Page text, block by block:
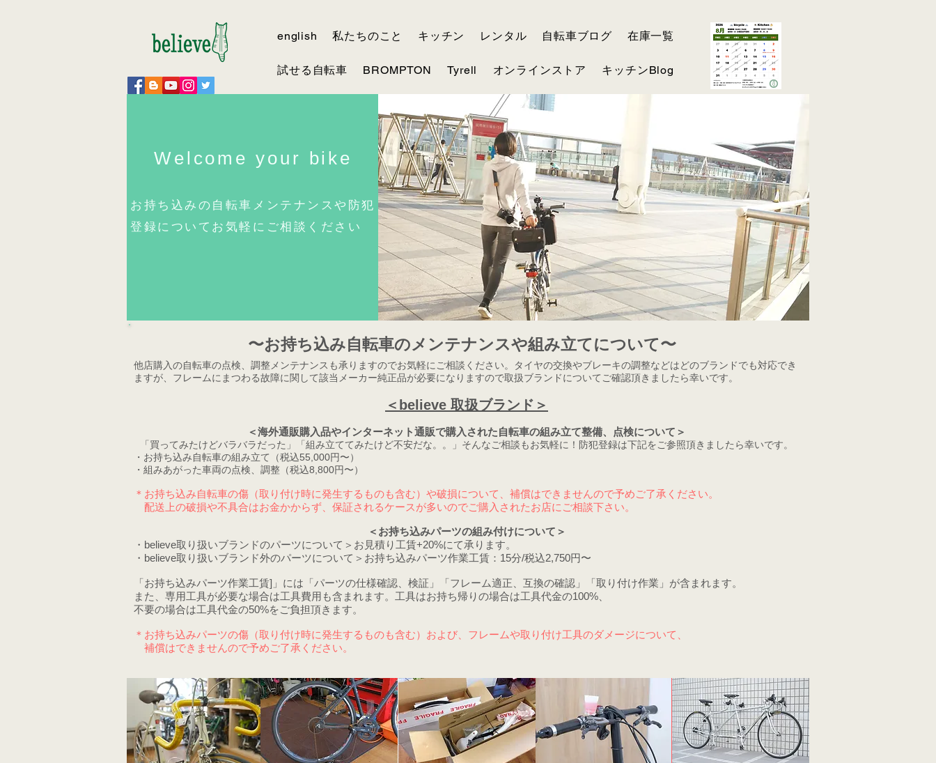
english 私たちのこと キッチン レンタル 自転車ブログ 在庫一覧
試せる自転車 BROMPTON Tyrell オンラインストア キッチンBlog
Welcome your bike
お持ち込みの自転車メンテナンスや防犯
登録についてお気軽にご相談ください
​〜お持ち込み自転車のメンテナンスや組み立てについて〜
他店購入の自転車の点検、調整メンテナンスも承りますのでお気軽にご相談ください。タイヤの交換やブレーキの調整などはどのブランドでも対応でき
ますが、フレームにまつわる故障に関して該当メーカー純正品が必要になりますので取扱ブランドについてご確認頂きましたら幸いです。
＜believe 取扱ブランド＞
＜海外通販購入品やインターネット通販で購入された自転車の組み立て整備、点検について＞
「買ってみたけどバラバラだった」「組み立ててみたけど不安だな。。」そんなご相談もお気軽に！防犯登録は下記をご参照頂きましたら幸いです。
・お持ち込み自転車の組み立て（税込55,000円〜）
・組みあがった車両の点検、調整（税込8,800円〜）
＊お持ち込み自転車の傷（取り付け時に発生するものも含む）や破損について、補償はできませんので予めご了承ください。
配送上の破損や不具合はお金かからず、保証されるケースが多いのでご購入されたお店にご相談下さい。
＜お持ち込みパーツの組み付けについて ＞
・believe取り扱いブランドのパーツについて＞お見積り工賃+20%にて承ります。
・believe取り扱いブランド外のパーツについて＞ お持ち込みパーツ作業工賃：15分/税込2,750円〜
「お持ち込みパーツ作業工賃]」には「パーツの仕様確認、検証」「フレーム適正、互換の確認」「取り付け作業」が含まれます。
また、専用工具が必要な場合は工具費用も含まれます。工具はお持ち帰りの場合は工具代金の100%、
不要の場合は工具代金の50%をご負担頂きます。
＊お持ち込みパーツの傷（取り付け時に発生するものも含む）および、フレームや取り付け工具のダメージについて、
補償はできませんので予めご了承ください。